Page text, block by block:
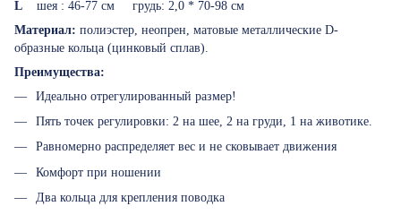
L шея : 46-77 см грудь: 2,0 * 70-98 см
Материал: полиэстер, неопрен, матовые металлические D-
образные кольца (цинковый сплав).
Преимущества:
Идеально отрегулированный размер!
Пять точек регулировки: 2 на шее, 2 на груди, 1 на животике.
Равномерно распределяет вес и не сковывает движения
Комфорт при ношении
Два кольца для крепления поводка